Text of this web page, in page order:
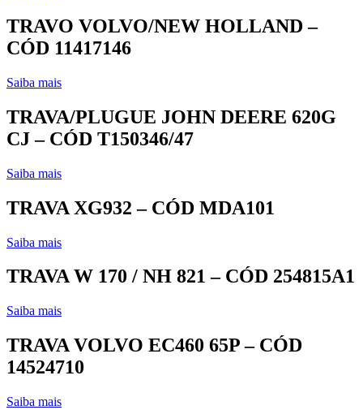
TRAVO VOLVO/NEW HOLLAND –
CÓD 11417146
Saiba mais
TRAVA/PLUGUE JOHN DEERE 620G
CJ – CÓD T150346/47
Saiba mais
TRAVA XG932 – CÓD MDA101
Saiba mais
TRAVA W 170 / NH 821 – CÓD 254815A1
Saiba mais
TRAVA VOLVO EC460 65P – CÓD
14524710
Saiba mais